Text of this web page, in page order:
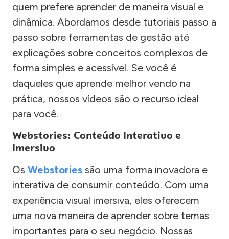
quem prefere aprender de maneira visual e
dinâmica. Abordamos desde tutoriais passo a
passo sobre ferramentas de gestão até
explicações sobre conceitos complexos de
forma simples e acessível. Se você é
daqueles que aprende melhor vendo na
prática, nossos vídeos são o recurso ideal
para você.
Webstories: Conteúdo Interativo e
Imersivo
Os Webstories são uma forma inovadora e
interativa de consumir conteúdo. Com uma
experiência visual imersiva, eles oferecem
uma nova maneira de aprender sobre temas
importantes para o seu negócio. Nossas